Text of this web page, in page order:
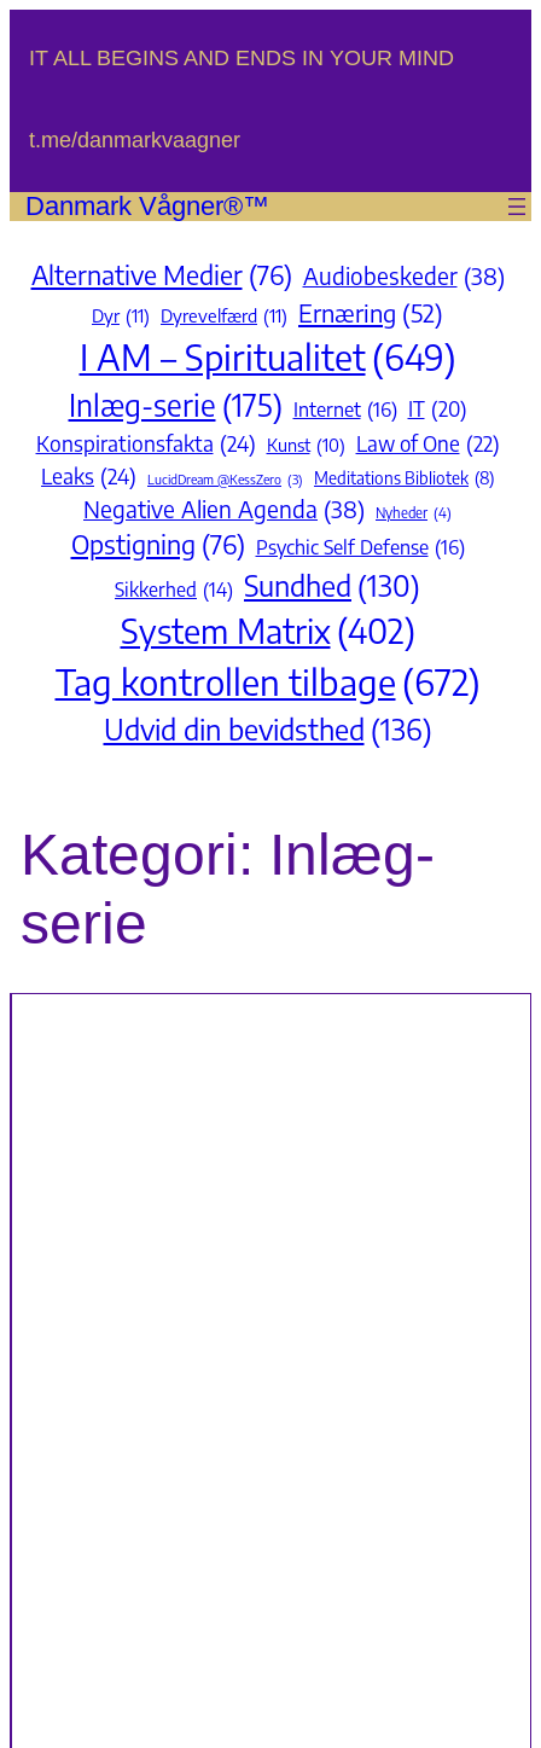
IT ALL BEGINS AND ENDS IN YOUR MIND
t.me/danmarkvaagner
Danmark Vågner®™
Alternative Medier (76) Audiobeskeder (38)
Dyr (11) Dyrevelfærd (11) Ernæring (52)
I AM – Spiritualitet(649)
Inlæg-serie (175) Internet (16) IT (20)
Konspirationsfakta (24) Kunst (10) Law of One (22)
Leaks (24) LucidDream @KessZero (3) Meditations Bibliotek (8)
Negative Alien Agenda (38) Nyheder (4)
Opstigning (76) Psychic Self Defense (16)
Sikkerhed (14) Sundhed (130)
System Matrix(402)
Tag kontrollen tilbage(672)
Udvid din bevidsthed (136)
Kategori: Inlæg-
serie